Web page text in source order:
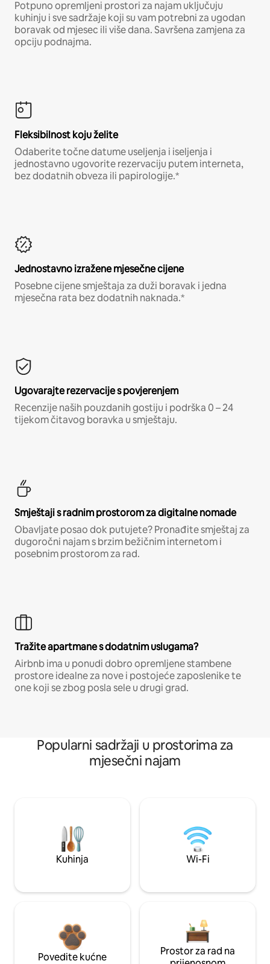
Potpuno opremljeni prostori za najam uključuju
kuhinju i sve sadržaje koji su vam potrebni za ugodan
boravak od mjesec ili više dana. Savršena zamjena za
opciju podnajma.
Fleksibilnost koju želite
Odaberite točne datume useljenja i iseljenja i
jednostavno ugovorite rezervaciju putem interneta,
bez dodatnih obveza ili papirologije.*
Jednostavno izražene mjesečne cijene
Posebne cijene smještaja za duži boravak i jedna
mjesečna rata bez dodatnih naknada.*
Ugovarajte rezervacije s povjerenjem
Recenzije naših pouzdanih gostiju i podrška 0 – 24
tijekom čitavog boravka u smještaju.
Smještaji s radnim prostorom za digitalne nomade
Obavljate posao dok putujete? Pronađite smještaj za
dugoročni najam s brzim bežičnim internetom i
posebnim prostorom za rad.
Tražite apartmane s dodatnim uslugama?
Airbnb ima u ponudi dobro opremljene stambene
prostore idealne za nove i postojeće zaposlenike te
one koji se zbog posla sele u drugi grad.
Popularni sadržaji u prostorima za
mjesečni najam
Kuhinja Wi-Fi
Povedite kućne
Prostor za rad na